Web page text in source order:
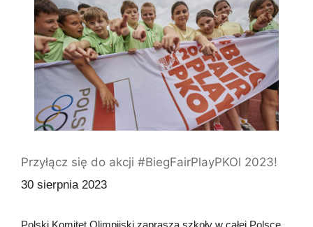
Przyłącz się do akcji #BiegFairPlayPKOl 2023!
30 sierpnia 2023
Polski Komitet Olimpijski zaprasza szkoły w całej Polsce